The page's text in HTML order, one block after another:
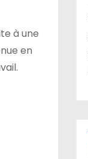
à une
en